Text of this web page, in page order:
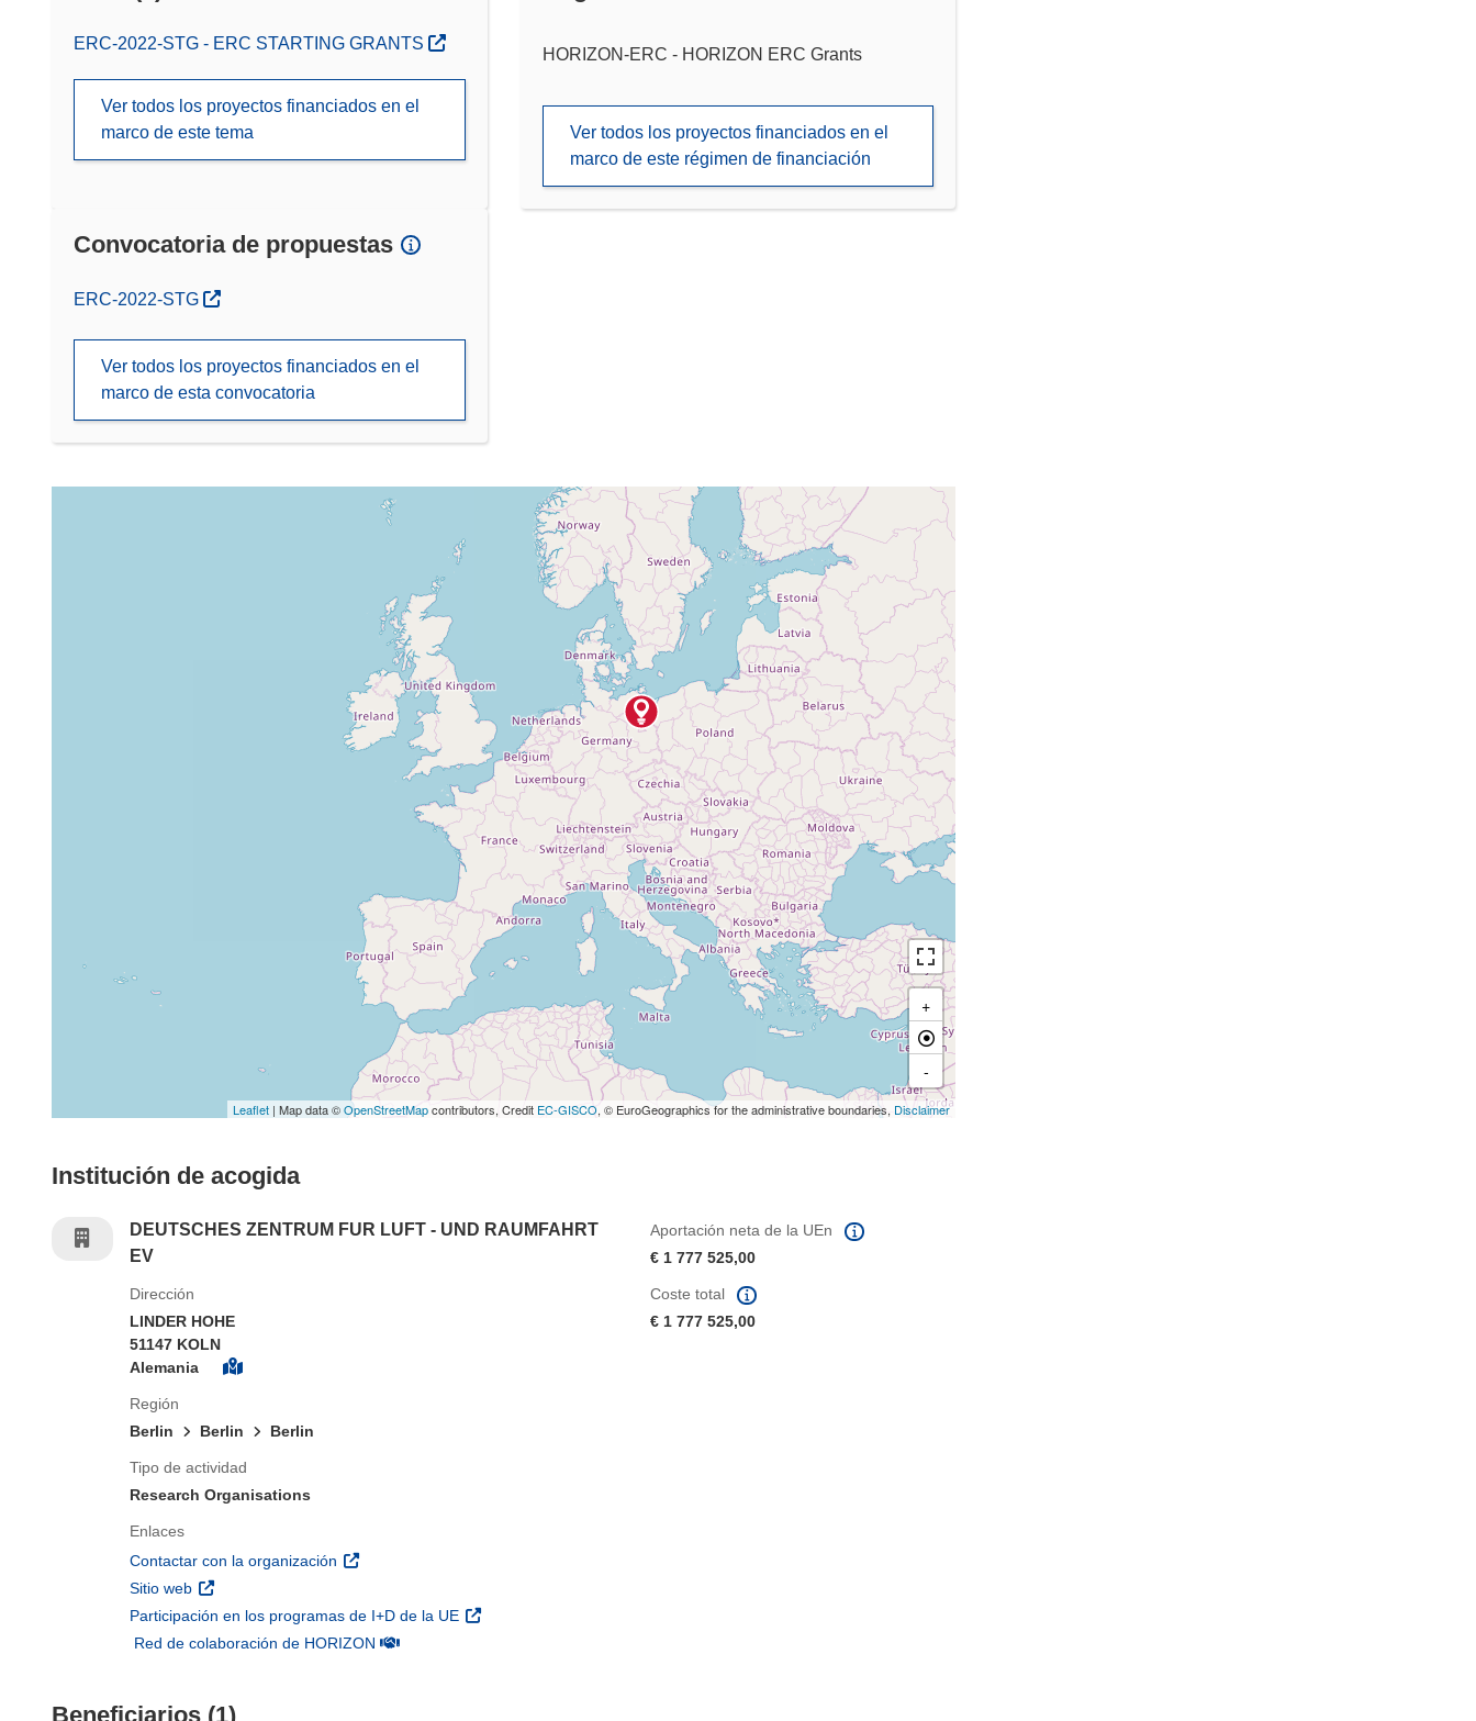
ERC-2022-STG - ERC STARTING GRANTS
Ver todos los proyectos financiados en el
marco de este tema
HORIZON-ERC - HORIZON ERC Grants
Ver todos los proyectos financiados en el
marco de este régimen de financiación
Convocatoria de propuestas
(se abrirá en una nueva ventana)
ERC-2022-STG
Ver todos los proyectos financiados en el
marco de esta convocatoria
+
-
Leaflet | Map data ©OpenStreetMapcontributors, Credit EC-GISCO, © EuroGeographics for the administrative boundaries, Disclaimer
Institución de acogida
DEUTSCHES ZENTRUM FUR LUFT - UND RAUMFAHRT
EV
Aportación neta de la UEn
€ 1 777 525,00
Dirección
LINDER HOHE
51147 KOLN
Alemania
Región
Berlin
Berlin Berlin
Tipo de actividad
Research Organisations
Enlaces
Contactar con la organización (se abrirá en una nueva ventana)
Sitio web (se abrirá en una nueva ventana)
Participación en los programas de I+D de la UE (se abrirá en una nueva ventana)
Red de colaboración de HORIZON(se abrirá en una nueva ventana)
Coste total
€ 1 777 525,00
Beneficiarios (1)